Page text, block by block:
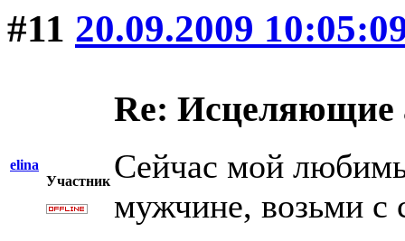
#11 20.09.2009
elina
Участник
Re: Исцеляющие
Сейчас мой
мужчине, возьми с